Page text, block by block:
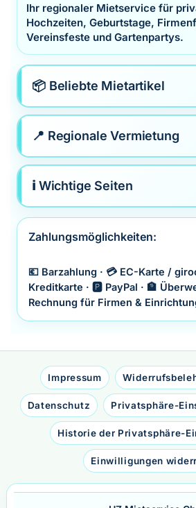
Ihr regionaler Mietservice für
Hochzeiten, Geburtstage,
Vereinsfeste und Gartenpartys.
📦 Beliebte Mietartikel
📍 Regionale Vermietung
ℹ️ Wichtige Seiten
Zahlungsmöglichkeiten:
💶 Barzahlung · 💳 EC-Karte /
Kreditkarte · 🅿️ PayPal · 🏦
Rechnung für Firmen &
Impressum
Datenschutz Privatsphäre-
Historie der Privatsphäre-
Einwilligungen